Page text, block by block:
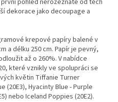
dekorace jako decoupage a
krepové papíry balené v
a délku 250 cm. Papír je pevný,
až o 260%. V nabídce
které vznikly ve spolupráci se
květin Tiffanie Turner
(20E3), Hyacinty Blue - Purple
nebo Iceland Poppies (20E2).